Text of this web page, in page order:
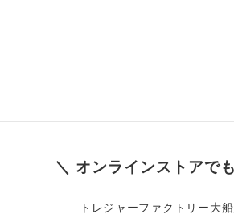
＼ オンラインストアで
トレジャーファクトリー大船